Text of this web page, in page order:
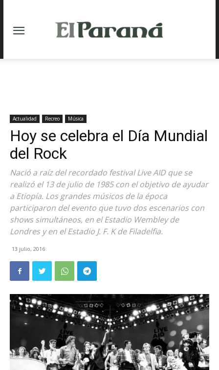
Actualidad Recreo Música
Hoy se celebra el Día Mundial
del Rock
Nació a raíz del recordado festival Live AID que se
realizó el 13 de julio de 1985 con el objetivo de ayudar
a Etiopía. Los grandes músicos de la época
participaron del evento que tuvo dos escenarios con
shows simultáneos, en el Estadio Wembley de
Londres y en el Estadio J. F. K de Filadelfia.
13 julio, 2016